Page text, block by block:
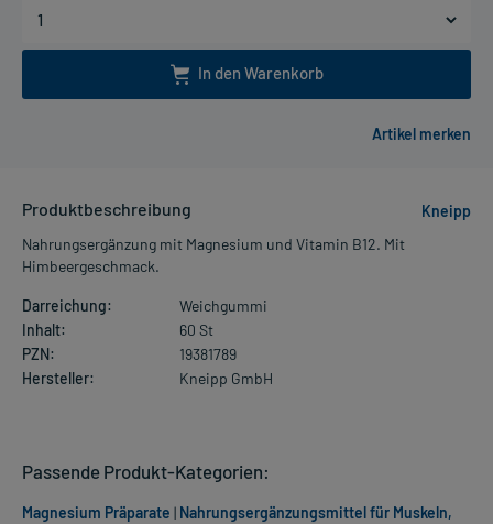
In den Warenkorb
Produktbeschreibung
Kneipp
Nahrungsergänzung mit Magnesium und Vitamin B12. Mit
Himbeergeschmack.
Darreichung:
Weichgummi
Inhalt:
60 St
PZN:
19381789
Hersteller:
Kneipp GmbH
Passende Produkt-Kategorien:
Magnesium Präparate | Nahrungsergänzungsmittel für Muskeln,